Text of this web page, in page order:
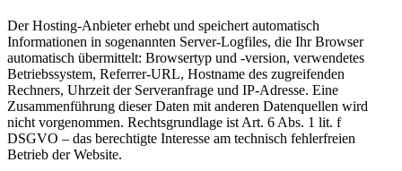
Der Hosting-Anbieter erhebt und speichert automatisch
Informationen in sogenannten Server-Logfiles, die Ihr Browser
automatisch übermittelt: Browsertyp und -version, verwendetes
Betriebssystem, Referrer-URL, Hostname des zugreifenden
Rechners, Uhrzeit der Serveranfrage und IP-Adresse. Eine
Zusammenführung dieser Daten mit anderen Datenquellen wird
nicht vorgenommen. Rechtsgrundlage ist Art. 6 Abs. 1 lit. f
DSGVO – das berechtigte Interesse am technisch fehlerfreien
Betrieb der Website.